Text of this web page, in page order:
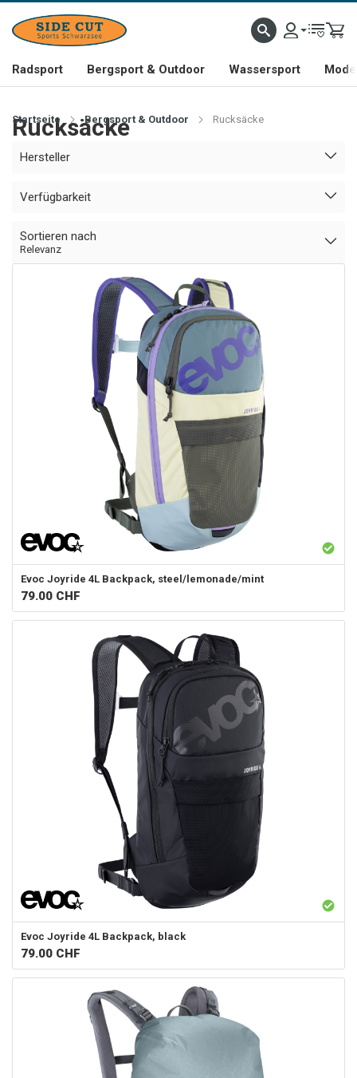
Radsport Bergsport & Outdoor Wassersport
Startseite Bergsport & Outdoor Rucksäcke
Rucksäcke
Hersteller
Verfügbarkeit
Sortieren nach
Relevanz
Evoc Joyride 4L Backpack, steel/lemonade/mint
79.00 CHF
Evoc Joyride 4L Backpack, black
79.00 CHF